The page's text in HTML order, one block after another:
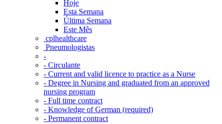
Hoje
Esta Semana
Última Semana
Este Mês
‎ cplhealthcare‬
Pneumologistas
-
- Circulante
- Current and valid licence to practice as a Nurse
- Degree in Nursing and graduated from an approved
nursing program
- Full time contract
- Knowledge of German (required)
- Permanent contract